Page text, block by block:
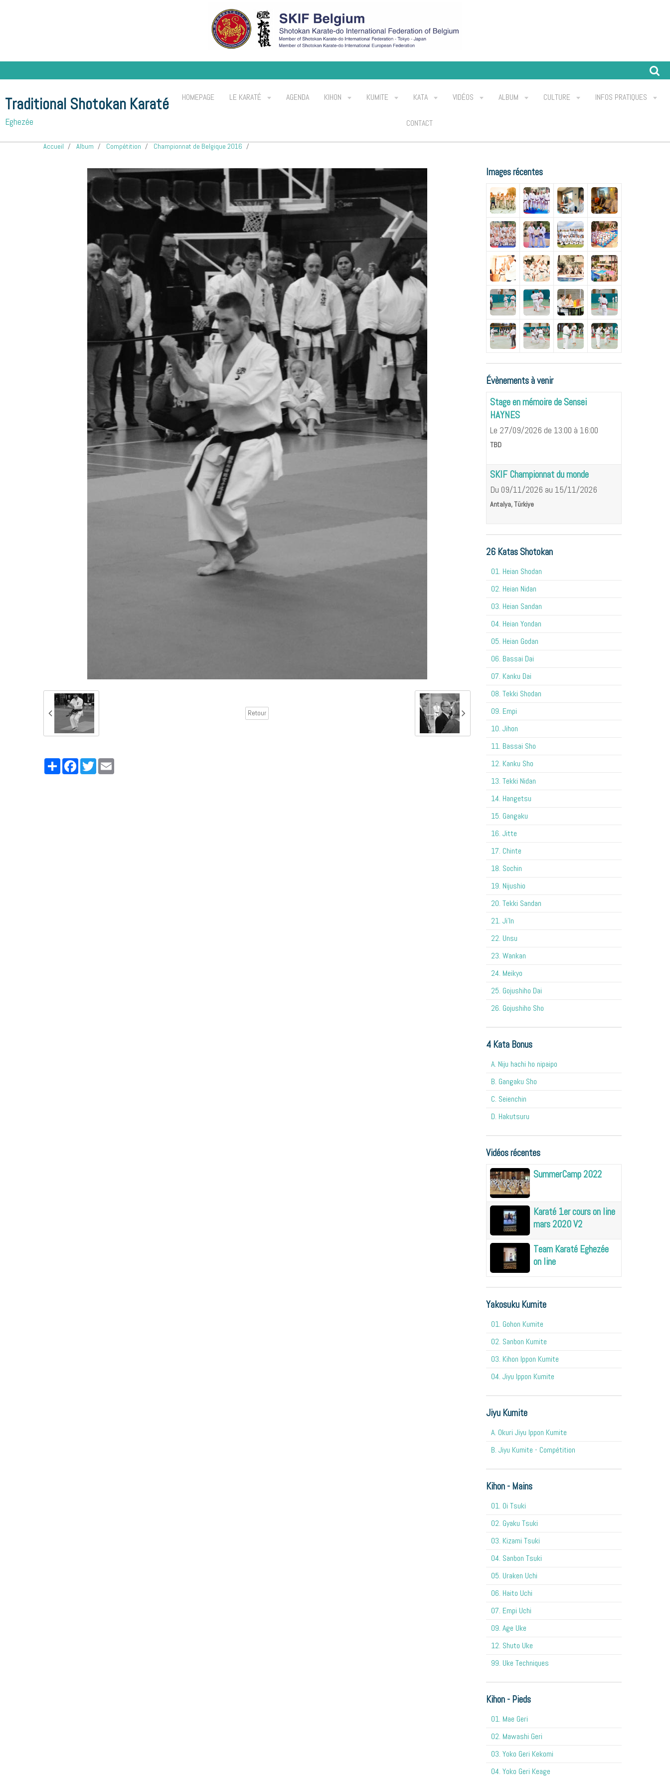
Traditional Shotokan Karaté
Eghezée
HOMEPAGE LE KARATÉ AGENDA KIHON KUMITE KATA VIDÉOS ALBUM CULTURE INFOS PRATIQUES
CONTACT
Accueil Album Compétition Championnat de Belgique 2016
Retour
PartagerFacebookTwitter
Images récentes
Évènements à venir
Stage en mémoire de Sensei
HAYNES
Le 27/09/2026 de 13:00 à 16:00
TBD
SKIF Championnat du monde
Du 09/11/2026 au 15/11/2026
Antalya, Türkiye
26 Katas Shotokan
01. Heian Shodan
02. Heian Nidan
03. Heian Sandan
04. Heian Yondan
05. Heian Godan
06. Bassai Dai
07. Kanku Dai
08. Tekki Shodan
09. Empi
10. Jihon
11. Bassai Sho
12. Kanku Sho
13. Tekki Nidan
14. Hangetsu
15. Gangaku
16. Jitte
17. Chinte
18. Sochin
19. Nijushio
20. Tekki Sandan
21. Ji'In
22. Unsu
23. Wankan
24. Meikyo
25. Gojushiho Dai
26. Gojushiho Sho
4 Kata Bonus
A. Niju hachi ho nipaipo
B. Gangaku Sho
C. Seienchin
D. Hakutsuru
Vidéos récentes
SummerCamp 2022
Karaté 1er cours on line
mars 2020 V2
Team Karaté Eghezée
on line
Yakosuku Kumite
01. Gohon Kumite
02. Sanbon Kumite
03. Kihon Ippon Kumite
04. Jiyu Ippon Kumite
Jiyu Kumite
A. Okuri Jiyu Ippon Kumite
B. Jiyu Kumite - Compétition
Kihon - Mains
O1. Oi Tsuki
02. Gyaku Tsuki
03. Kizami Tsuki
04. Sanbon Tsuki
05. Uraken Uchi
06. Haito Uchi
07. Empi Uchi
09. Age Uke
12. Shuto Uke
99. Uke Techniques
Kihon - Pieds
01. Mae Geri
02. Mawashi Geri
03. Yoko Geri Kekomi
04. Yoko Geri Keage